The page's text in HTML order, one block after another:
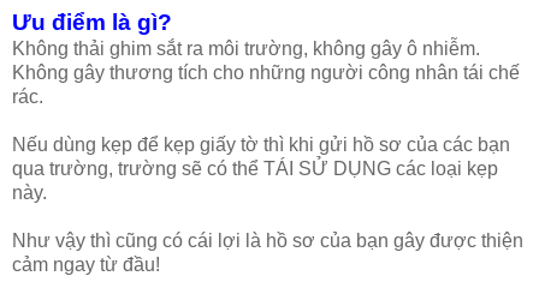
Ưu điểm là gì?
Không thải ghim sắt ra môi trường, không gây ô nhiễm.
Không gây thương tích cho những người công nhân tái chế
rác.
Nếu dùng kẹp để kẹp giấy tờ thì khi gửi hồ sơ của các bạn
qua trường, trường sẽ có thể TÁI SỬ DỤNG các loại kẹp
này.
Như vậy thì cũng có cái lợi là hồ sơ của bạn gây được thiện
cảm ngay từ đầu!